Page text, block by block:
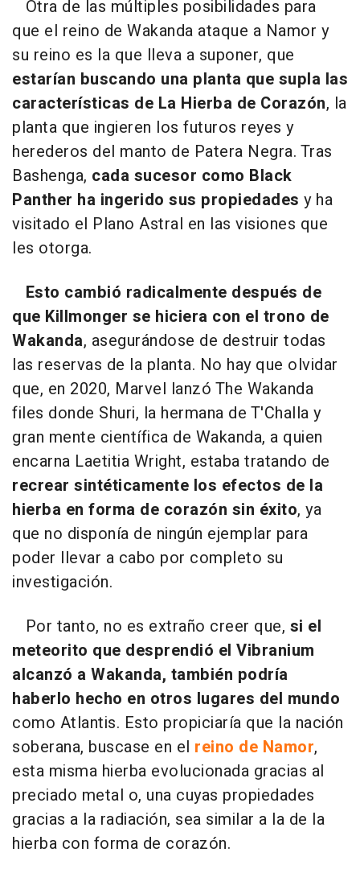
Otra de las múltiples posibilidades para
que el reino de Wakanda ataque a Namor y
su reino es la que lleva a suponer, que
estarían buscando una planta que supla las
características de La Hierba de Corazón, la
planta que ingieren los futuros reyes y
herederos del manto de Patera Negra. Tras
Bashenga, cada sucesor como Black
Panther ha ingerido sus propiedades y ha
visitado el Plano Astral en las visiones que
les otorga.
Esto cambió radicalmente después de
que Killmonger se hiciera con el trono de
Wakanda, asegurándose de destruir todas
las reservas de la planta. No hay que olvidar
que, en 2020, Marvel lanzó The Wakanda
files donde Shuri, la hermana de T'Challa y
gran mente científica de Wakanda, a quien
encarna Laetitia Wright, estaba tratando de
recrear sintéticamente los efectos de la
hierba en forma de corazón sin éxito, ya
que no disponía de ningún ejemplar para
poder llevar a cabo por completo su
investigación.
Por tanto, no es extraño creer que, si el
meteorito que desprendió el Vibranium
alcanzó a Wakanda, también podría
haberlo hecho en otros lugares del mundo
como Atlantis. Esto propiciaría que la nación
soberana, buscase en el reino de Namor,
esta misma hierba evolucionada gracias al
preciado metal o, una cuyas propiedades
gracias a la radiación, sea similar a la de la
hierba con forma de corazón.